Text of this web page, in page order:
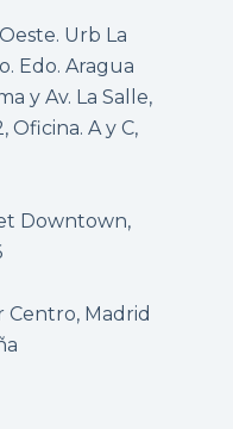
Urb La
Edo. Aragua
y Av. La Salle,
Oficina. A y C,
Downtown,
Centro, Madrid